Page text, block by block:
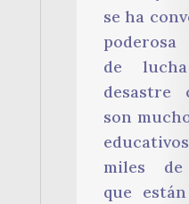
se ha
de
desastre
son
miles de
que